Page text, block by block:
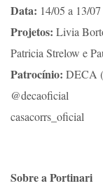
Data: 14/05 a 13/07
Projetos: Livia
Patricia Strelow e
Patrocínio: DECA
@decaoficial
casacorrs_oficial
Sobre a Portinari